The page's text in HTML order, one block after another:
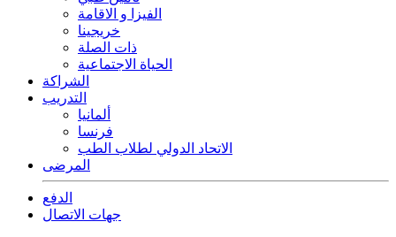
الفيزا و الاقامة
خريجينا
ذات الصلة
الحياة الاجتماعية
الشراكة
التدريب
ألمانيا
فرنسا
الاتحاد الدولي لطلاب الطب
المرضى
الدفع
جهات الاتصال